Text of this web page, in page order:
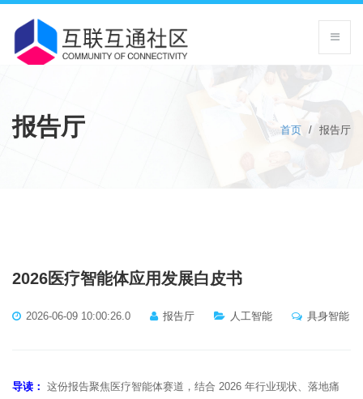
报告厅 首页 / 报告厅
2026医疗智能体应用发展白皮书
2026-06-09 10:00:26.0 报告厅 人工智能 具身智能
导读： 这份报告聚焦医疗智能体赛道，结合 2026 年行业现状、落地痛